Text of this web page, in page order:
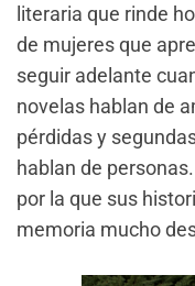
literaria que rinde
de mujeres que
seguir adelante
novelas hablan de
pérdidas y
hablan de
por la que sus
memoria mucho